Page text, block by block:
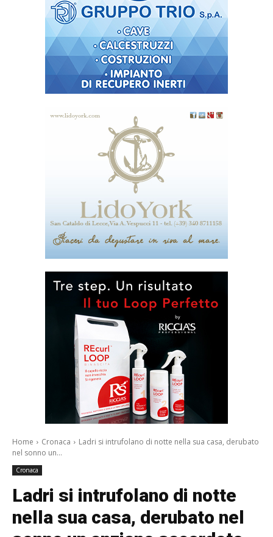
Home Cronaca
Ladri si intrufolano di notte nella sua casa, derubato
nel sonno un...
Cronaca
Ladri si intrufolano di notte
nella sua casa, derubato nel